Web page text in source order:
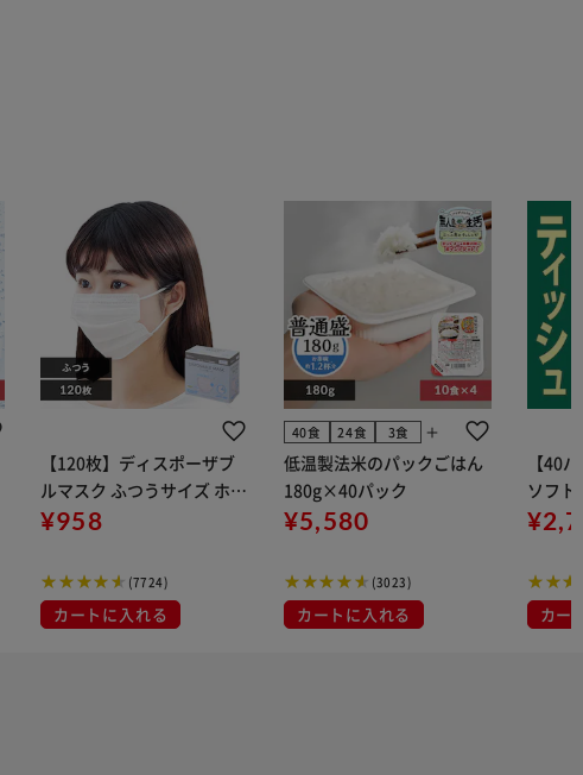
【120枚】ディスポーザブ
ルマスク ふつうサイズ ホワ
イト 大容量 DISPOSABLE
布
¥958
(7724)
カートに入れる
40食 24食 3食 add
低温製法米のパックごはん
180g×40パック
¥5,580
(3023)
カートに入れる
【40
ソフ
組) 5
カー